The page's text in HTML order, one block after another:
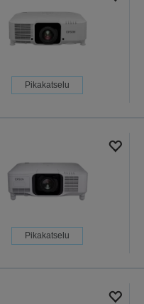
Pikakatselu
Pikakatselu